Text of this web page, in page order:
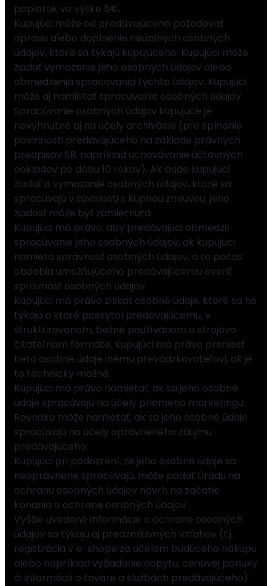
poplatok vo výške 5€.
Kupujúci môže od predávajúceho požadovať
opravu alebo doplnenie neúplných osobných
údajov, ktoré sa týkajú kupujúceho. Kupujúci môže
žiadať vymazanie jeho osobných údajov alebo
obmedzenia spracovania týchto údajov. Kupujúci
môže aj namietať spracúvanie osobných údajov.
Spracúvanie osobných údajov kupujúce je
nevyhnutné aj na účely archivácie (pre splnenie
povinnosti predávajúceho na základe právnych
predpisov SR, napríklad uchovávanie účtovných
dokladov po dobu 10 rokov). Ak bude kupujúci
žiadať o vymazanie osobných údajov, ktoré sa
spracúvajú v súvislosti s kúpnou zmluvou, jeho
žiadosť môže byť zamietnutá.
Kupujúci má právo, aby predávajúci obmedzil
spracúvanie jeho osobných údajov, ak kupujúci
namieta správnosť osobných údajov, a to počas
obdobia umožňujúceho predávajúcemu overiť
správnosť osobných údajov.
Kupujúci má právo získať osobné údaje, ktoré sa ho
týkajú a ktoré poskytol predávajúcemu, v
štruktúrovanom, bežne používanom a strojovo
čitateľnom formáte. Kupujúci má právo preniesť
tieto osobné údaje inému prevádzkovateľovi, ak je
to technicky možné.
Kupujúci má právo namietať, ak sa jeho osobné
údaje spracúvajú na účely priameho marketingu.
Rovnako môže namietať, ak sa jeho osobné údaje
spracúvajú na účely oprávneného záujmu
predávajúceho.
Kupujúci pri podozrení, že jeho osobné údaje sa
neoprávnene spracúvajú, môže podať Úradu na
ochranu osobných údajov návrh na začatie
konania o ochrane osobných údajov.
Vyššie uvedené informácie o ochrane osobných
údajov sa týkajú aj predzmluvných vzťahov (t.j.
registrácia v e-shope za účelom budúceho nákupu
alebo napríklad vyžiadanie dopytu, cenovej ponuky
či informácií o tovare a službách predávajúceho).